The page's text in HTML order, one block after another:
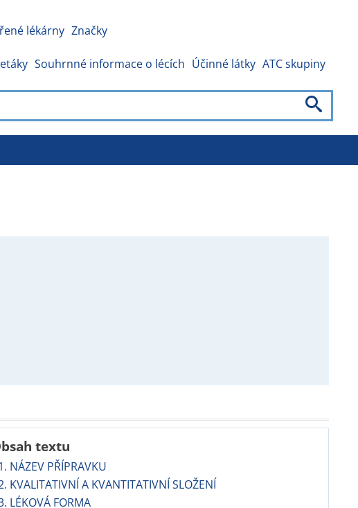
lékárny Značky
Souhrnné informace o lécích Účinné látky ATC skupiny
textu
NÁZEV PŘÍPRAVKU
KVALITATIVNÍ A KVANTITATIVNÍ SLOŽENÍ
LÉKOVÁ FORMA